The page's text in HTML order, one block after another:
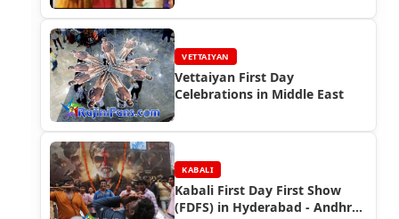
VETTAIYAN
Vettaiyan First Day
Celebrations in Middle East
KABALI
Kabali First Day First Show
(FDFS) in Hyderabad - Andhra